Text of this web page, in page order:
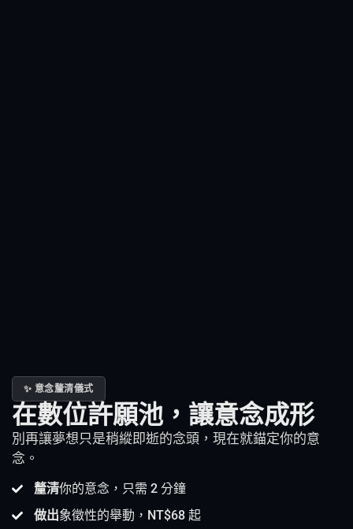
✨ 意念釐清儀式
在數位許願池，讓意念成形
別再讓夢想只是稍縱即逝的念頭，現在就錨定你的意
念。
釐清你的意念，只需 2 分鐘
做出象徵性的舉動，NT$68 起